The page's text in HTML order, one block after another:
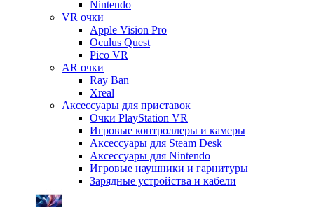
Nintendo
VR очки
Apple Vision Pro
Oculus Quest
Pico VR
AR очки
Ray Ban
Xreal
Аксессуары для приставок
Очки PlayStation VR
Игровые контроллеры и камеры
Аксессуары для Steam Desk
Аксессуары для Nintendo
Игровые наушники и гарнитуры
Зарядные устройства и кабели